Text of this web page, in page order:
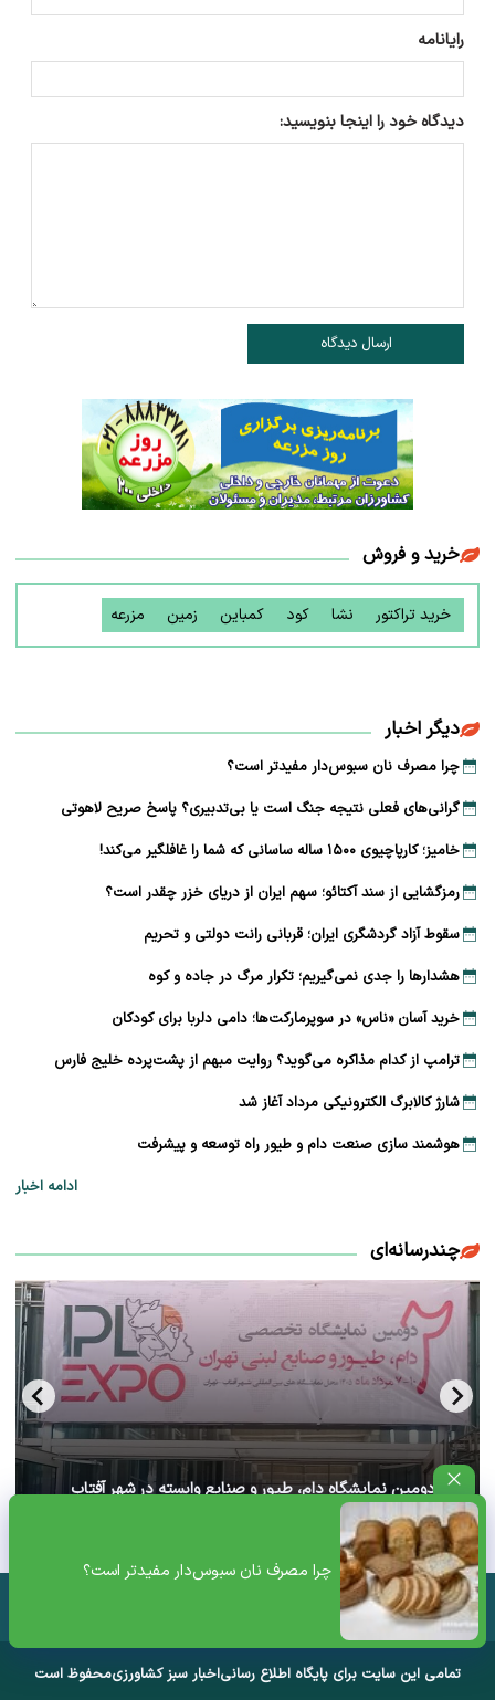
چرا مصرف نان سبوس‌دار مفیدتر است؟
رایانامه
دیدگاه خود را اینجا بنویسید:
ارسال دیدگاه
خرید و فروش
خرید تراکتور نشا کود کمباین زمین مزرعه
دیگر اخبار
چرا مصرف نان سبوس‌دار مفیدتر است؟
گرانی‌های فعلی نتیجه جنگ است یا بی‌تدبیری؟ پاسخ صریح لاهوتی
خامیز؛ کارپاچیوی ۱۵۰۰ ساله ساسانی که شما را غافلگیر می‌کند!
رمزگشایی از سند آکتائو؛ سهم ایران از دریای خزر چقدر است؟
سقوط آزاد گردشگری ایران؛ قربانی رانت دولتی و تحریم
هشدارها را جدی نمی‌گیریم؛ تکرار مرگ در جاده و کوه
خرید آسان «ناس» در سوپرمارکت‌ها؛ دامی دلربا برای کودکان
ترامپ از کدام مذاکره می‌گوید؟ روایت مبهم از پشت‌پرده خلیج فارس
شارژ کالابرگ الکترونیکی مرداد آغاز شد
هوشمند سازی صنعت دام و طیور راه توسعه و پیشرفت
ادامه اخبار
چندرسانه‌ای
آغاز دومین نمایشگاه دام، طیور و صنایع وابسته در شهر آفتاب
تهران+ ویدئو
تمامی این سایت برای پایگاه اطلاع رسانیاخبار سبز کشاورزیمحفوظ است